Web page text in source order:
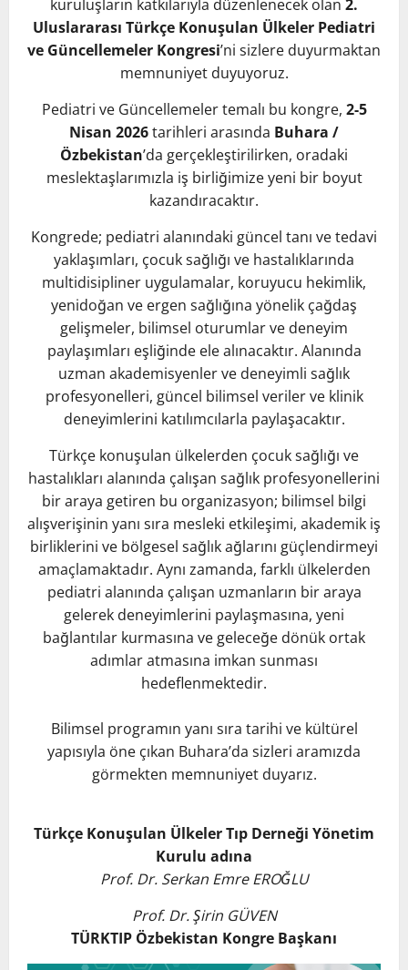
kuruluşların katkılarıyla düzenlenecek olan 2.
Uluslararası Türkçe Konuşulan Ülkeler Pediatri
ve Güncellemeler Kongresi’ni sizlere duyurmaktan
memnuniyet duyuyoruz.
Pediatri ve Güncellemeler temalı bu kongre, 2-5
Nisan 2026tarihleri arasında Buhara /
Özbekistan’da gerçekleştirilirken, oradaki
meslektaşlarımızla iş birliğimize yeni bir boyut
kazandıracaktır.
Kongrede; pediatri alanındaki güncel tanı ve tedavi
yaklaşımları, çocuk sağlığı ve hastalıklarında
multidisipliner uygulamalar, koruyucu hekimlik,
yenidoğan ve ergen sağlığına yönelik çağdaş
gelişmeler, bilimsel oturumlar ve deneyim
paylaşımları eşliğinde ele alınacaktır. Alanında
uzman akademisyenler ve deneyimli sağlık
profesyonelleri, güncel bilimsel veriler ve klinik
deneyimlerini katılımcılarla paylaşacaktır.
Türkçe konuşulan ülkelerden çocuk sağlığı ve
hastalıkları alanında çalışan sağlık profesyonellerini
bir araya getiren bu organizasyon; bilimsel bilgi
alışverişinin yanı sıra mesleki etkileşimi, akademik iş
birliklerini ve bölgesel sağlık ağlarını güçlendirmeyi
amaçlamaktadır. Aynı zamanda, farklı ülkelerden
pediatri alanında çalışan uzmanların bir araya
gelerek deneyimlerini paylaşmasına, yeni
bağlantılar kurmasına ve geleceğe dönük ortak
adımlar atmasına imkan sunması
hedeflenmektedir.
Bilimsel programın yanı sıra tarihi ve kültürel
yapısıyla öne çıkan Buhara’da sizleri aramızda
görmekten memnuniyet duyarız.
Türkçe Konuşulan Ülkeler Tıp Derneği Yönetim
Kurulu adına
Prof. Dr. Serkan Emre EROĞLU
Prof. Dr. Şirin GÜVEN
TÜRKTIP Özbekistan Kongre Başkanı